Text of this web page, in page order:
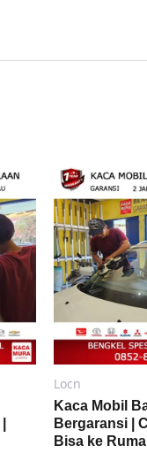
Locn
Kaca Mobil
Bergaransi |
Bisa ke